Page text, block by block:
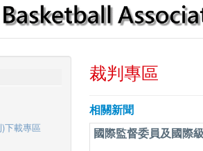
下載專區
裁判專區
相關新聞
國際監督委員及國際